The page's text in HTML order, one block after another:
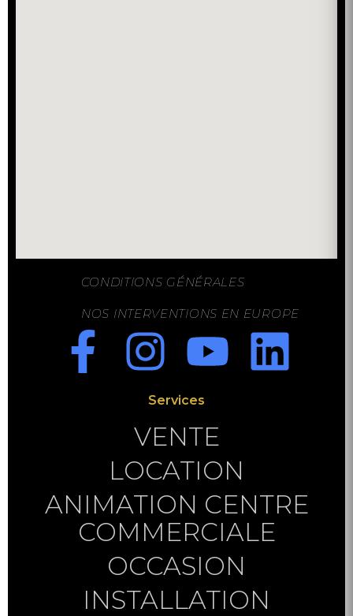
CONDITIONS GÉNÉRALES
NOS INTERVENTIONS EN EUROPE
Services
VENTE
LOCATION
ANIMATION CENTRE
COMMERCIALE
OCCASION
INSTALLATION